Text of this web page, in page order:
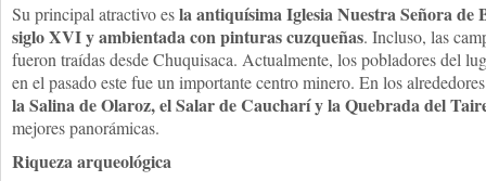
Su principal atractivo esla antiquísima Iglesia Nuestra Señora de
siglo XVI y ambientada con pinturas cuzqueñas. Incluso, las
fueron traídas desde Chuquisaca. Actualmente, los pobladores del
en el pasado este fue un importante centro minero. En los
la Salina de Olaroz, el Salar de Caucharí y la Quebrada del
mejores panorámicas.
Riqueza arqueológica